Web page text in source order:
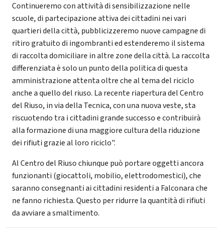
Continueremo con attività di sensibilizzazione nelle
scuole, di partecipazione attiva dei cittadini nei vari
quartieri della città, pubblicizzeremo nuove campagne di
ritiro gratuito di ingombranti ed estenderemo il sistema
di raccolta domiciliare in altre zone della città. La raccolta
differenziata è solo un punto della politica di questa
amministrazione attenta oltre che al tema del riciclo
anche a quello del riuso. La recente riapertura del Centro
del Riuso, in via della Tecnica, con una nuova veste, sta
riscuotendo tra i cittadini grande successo e contribuirà
alla formazione di una maggiore cultura della riduzione
dei rifiuti grazie al loro riciclo".
Al Centro del Riuso chiunque può portare oggetti ancora
funzionanti (giocattoli, mobilio, elettrodomestici), che
saranno consegnanti ai cittadini residenti a Falconara che
ne fanno richiesta. Questo per ridurre la quantità di rifiuti
da avviare a smaltimento.